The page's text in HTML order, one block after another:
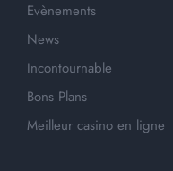
Evènements
News
Incontournable
Bons Plans
Meilleur casino en ligne